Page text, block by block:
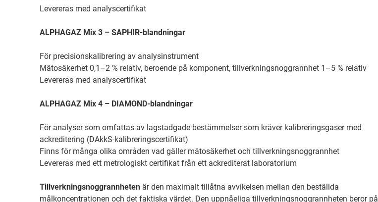
Levereras med analyscertifikat
ALPHAGAZ Mix 3 – SAPHIR-blandningar
För precisionskalibrering av analysinstrument
Mätosäkerhet 0,1–2 % relativ, beroende på komponent, tillverkningsnoggrannhet 1–5 % relativ
Levereras med analyscertifikat
ALPHAGAZ Mix 4 – DIAMOND-blandningar
För analyser som omfattas av lagstadgade bestämmelser som kräver kalibreringsgaser med
ackreditering (DAkkS-kalibreringscertifikat)
Finns för många olika områden vad gäller mätosäkerhet och tillverkningsnoggrannhet
Levereras med ett metrologiskt certifikat från ett ackrediterat laboratorium
Tillverkningsnoggrannheten är den maximalt tillåtna avvikelsen mellan den beställda
målkoncentrationen och det faktiska värdet. Den uppnåeliga tillverkningsnoggrannheten beror på